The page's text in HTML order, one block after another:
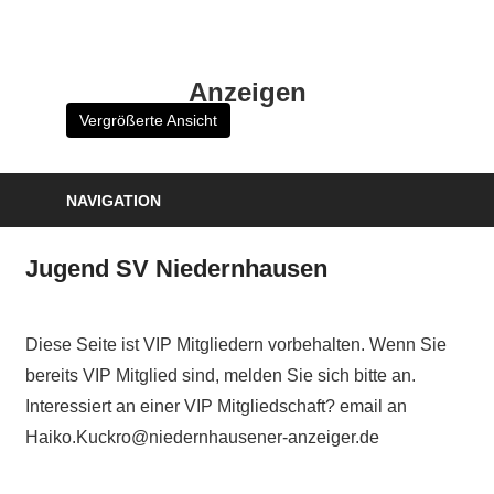
Anzeigen
Vergrößerte Ansicht
NAVIGATION
Jugend SV Niedernhausen
Diese Seite ist VIP Mitgliedern vorbehalten. Wenn Sie
bereits VIP Mitglied sind, melden Sie sich bitte an.
Interessiert an einer VIP Mitgliedschaft? email an
Haiko.Kuckro@niedernhausener-anzeiger.de